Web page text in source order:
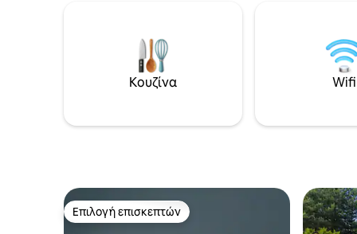
μια ευρύχωρη βεράντα με ξαπλώστρες,
έναν μεγάλο κήπο, μια ψησταριά, ένα
τζάκι και ένα τζάκι. Η κοντινή περιοχή
είναι γεμάτη από λίμνες, δάση και
και η
ρούχων
σας!
Κουζίνα Wifi
Επιλογή επισκεπτών
Επιλογή επισκεπτών